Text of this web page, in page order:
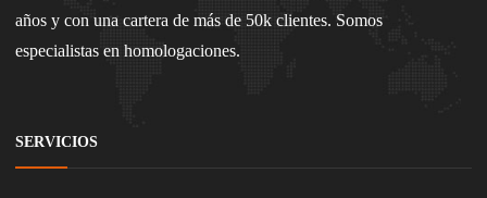
años y con una cartera de más de 50k clientes. Somos
especialistas en homologaciones.
SERVICIOS